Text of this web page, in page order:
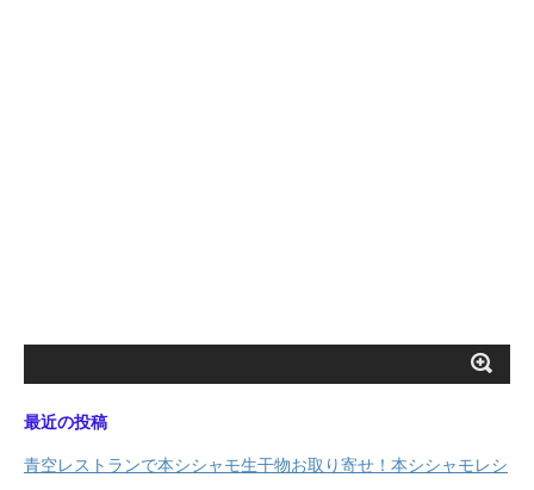
最近の投稿
青空レストランで本シシャモ生干物お取り寄せ！本シシャモレシ